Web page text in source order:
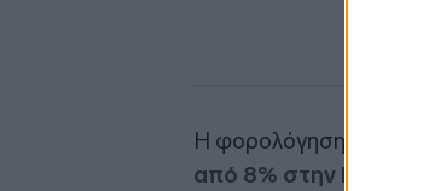
Η φορολόγηση των
από 8% στην Κύπρο